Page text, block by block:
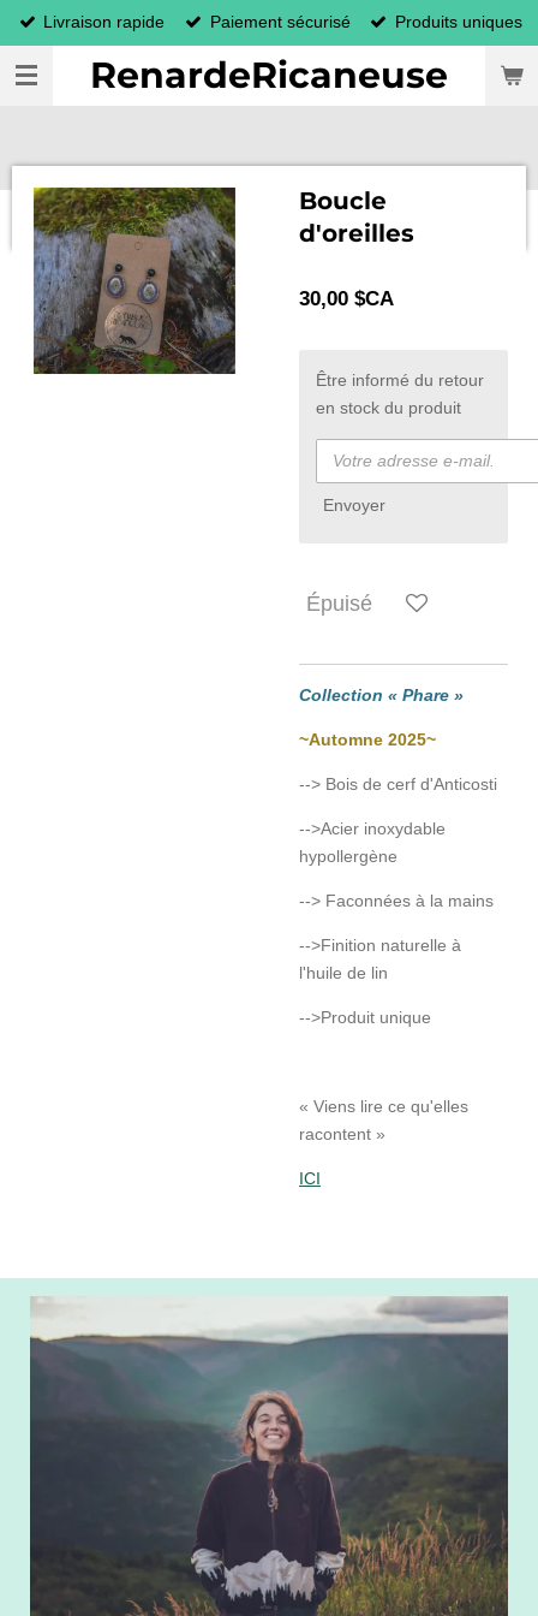
Passer
au
contenu
principal
RenardeRicaneuse
Livraison rapide Paiement sécurisé Produits uniques
Boucle
d'oreilles
30,00 $CA
Être informé du retour
en stock du produit
Envoyer
Épuisé
Collection « Phare »
~Automne 2025~
--> Bois de cerf d'Anticosti
-->Acier inoxydable
hypollergène
--> Faconnées à la mains
-->Finition naturelle à
l'huile de lin
-->Produit unique
« Viens lire ce qu'elles
racontent »
ICI